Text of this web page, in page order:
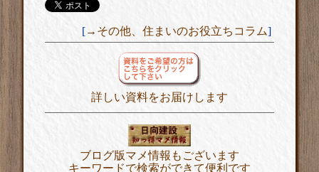
[→その他、住まいのお役立ちコラム]
詳しい資料をお届けします
ブログ版マメ情報もございます
キーワードで検索ができて便利です